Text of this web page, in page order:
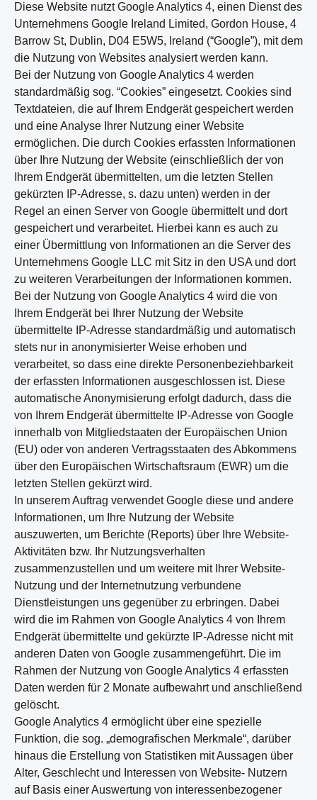
Diese Website nutzt Google Analytics 4, einen Dienst des
Unternehmens Google Ireland Limited, Gordon House, 4
Barrow St, Dublin, D04 E5W5, Ireland (“Google”), mit dem
die Nutzung von Websites analysiert werden kann.
Bei der Nutzung von Google Analytics 4 werden
standardmäßig sog. “Cookies” eingesetzt. Cookies sind
Textdateien, die auf Ihrem Endgerät gespeichert werden
und eine Analyse Ihrer Nutzung einer Website
ermöglichen. Die durch Cookies erfassten Informationen
über Ihre Nutzung der Website (einschließlich der von
Ihrem Endgerät übermittelten, um die letzten Stellen
gekürzten IP-Adresse, s. dazu unten) werden in der
Regel an einen Server von Google übermittelt und dort
gespeichert und verarbeitet. Hierbei kann es auch zu
einer Übermittlung von Informationen an die Server des
Unternehmens Google LLC mit Sitz in den USA und dort
zu weiteren Verarbeitungen der Informationen kommen.
Bei der Nutzung von Google Analytics 4 wird die von
Ihrem Endgerät bei Ihrer Nutzung der Website
übermittelte IP-Adresse standardmäßig und automatisch
stets nur in anonymisierter Weise erhoben und
verarbeitet, so dass eine direkte Personenbeziehbarkeit
der erfassten Informationen ausgeschlossen ist. Diese
automatische Anonymisierung erfolgt dadurch, dass die
von Ihrem Endgerät übermittelte IP-Adresse von Google
innerhalb von Mitgliedstaaten der Europäischen Union
(EU) oder von anderen Vertragsstaaten des Abkommens
über den Europäischen Wirtschaftsraum (EWR) um die
letzten Stellen gekürzt wird.
In unserem Auftrag verwendet Google diese und andere
Informationen, um Ihre Nutzung der Website
auszuwerten, um Berichte (Reports) über Ihre Website-
Aktivitäten bzw. Ihr Nutzungsverhalten
zusammenzustellen und um weitere mit Ihrer Website-
Nutzung und der Internetnutzung verbundene
Dienstleistungen uns gegenüber zu erbringen. Dabei
wird die im Rahmen von Google Analytics 4 von Ihrem
Endgerät übermittelte und gekürzte IP-Adresse nicht mit
anderen Daten von Google zusammengeführt. Die im
Rahmen der Nutzung von Google Analytics 4 erfassten
Daten werden für 2 Monate aufbewahrt und anschließend
gelöscht.
Google Analytics 4 ermöglicht über eine spezielle
Funktion, die sog. „demografischen Merkmale“, darüber
hinaus die Erstellung von Statistiken mit Aussagen über
Alter, Geschlecht und Interessen von Website- Nutzern
auf Basis einer Auswertung von interessenbezogener